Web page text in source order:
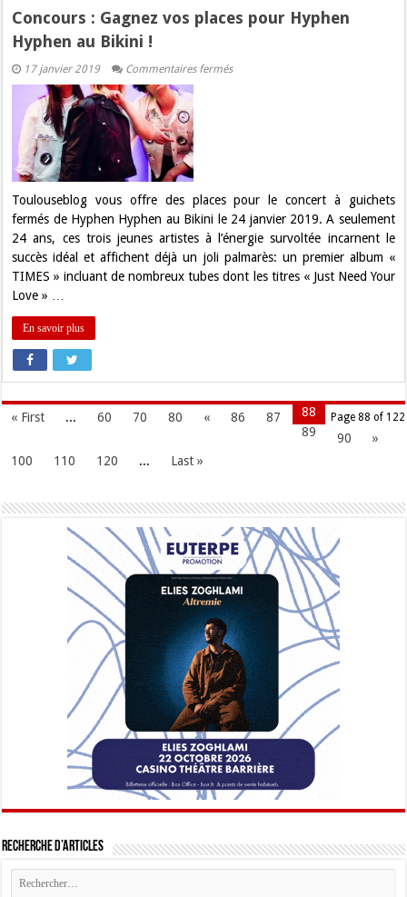
Concours : Gagnez vos places pour Hyphen
Hyphen au Bikini !
17 janvier 2019 Commentaires ferméssur
Bikini
!
Toulouseblog vous offre des places pour le concert à guichets
fermés de Hyphen Hyphen au Bikini le 24 janvier 2019. A seulement
24 ans, ces trois jeunes artistes à l’énergie survoltée incarnent le
succès idéal et affichent déjà un joli palmarès: un premier album «
TIMES » incluant de nombreux tubes dont les titres « Just Need Your
Love » …
En savoir plus
Page 88 of 122
« First ... 60 70 80 « 86 87
88
89
90
»
100
110 120 ... Last »
Recherche d’articles